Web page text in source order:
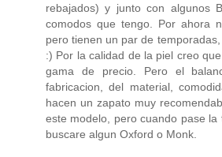
rebajados) y junto con algunos
comodos que tengo. Por ahora
pero tienen un par de
:) Por la calidad de la piel creo
gama de precio. Pero el
fabricacion, del material,
hacen un zapato muy
este modelo, pero cuando pase la
buscare algun Oxford o Monk.